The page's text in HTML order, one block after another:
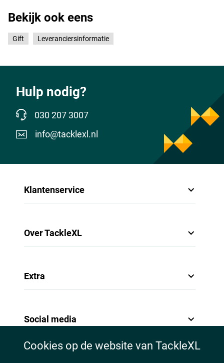
Bekijk ook eens
Gift Leveranciersinformatie
Hulp nodig?
030 207 3007
info@tacklexl.nl
Klantenservice
Over TackleXL
Extra
Social media
Cookies op de website van TackleXL